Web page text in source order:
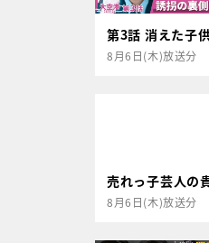
第3話 消えた子
8月6日(木)放送分
売れっ子芸人の
8月6日(木)放送分